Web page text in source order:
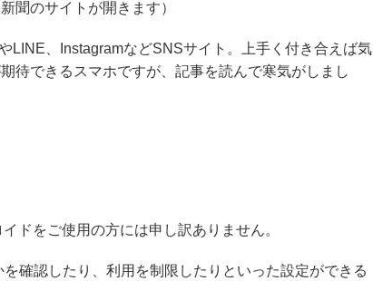
聞のサイトが開きます）
LINE、InstagramなどSNSサイト。上手く付き合えば気
待できるスマホですが、記事を読んで寒気がしまし
ドをご使用の方には申し訳ありません。
確認したり、利用を制限したりといった設定ができる